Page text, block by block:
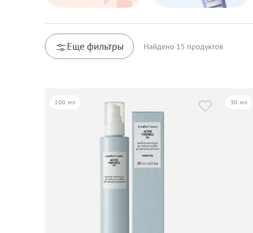
Еще фильтры Найдено 15 продуктов
200 мл 30 мл